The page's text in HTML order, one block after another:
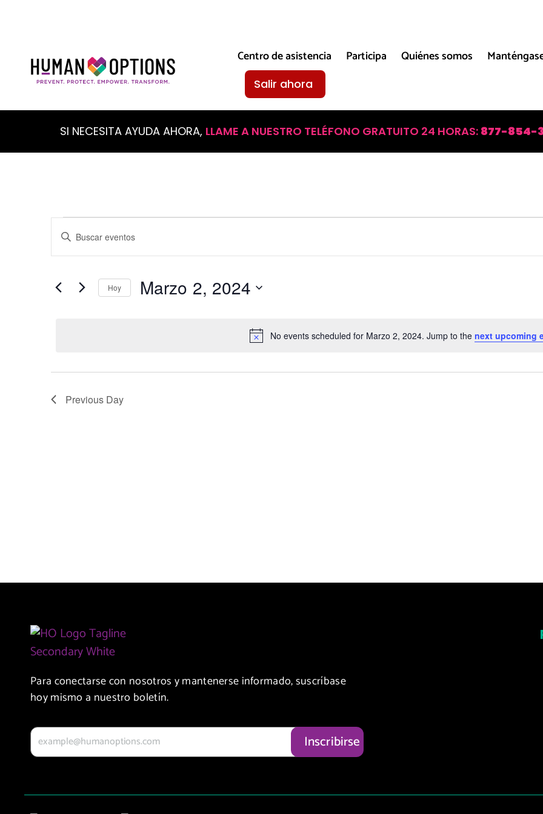
Centro de asistencia Participa Quiénes somos
Salir ahora
SI NECESITA AYUDA AHORA, LLAME A NUESTRO TELÉFONO GRATUITO 24 HORAS: 877-854-
Notice
No events scheduled for Marzo 2, 2024. Jump to the next upcoming
Eventos
Búsqueda
y
Navegación
Introduzca
palabra
Buscar
eventos Hoy Marzo 2, 2024
Previous Day
Para conectarse con nosotros y mantenerse informado, suscríbase
hoy mismo a nuestro boletín.